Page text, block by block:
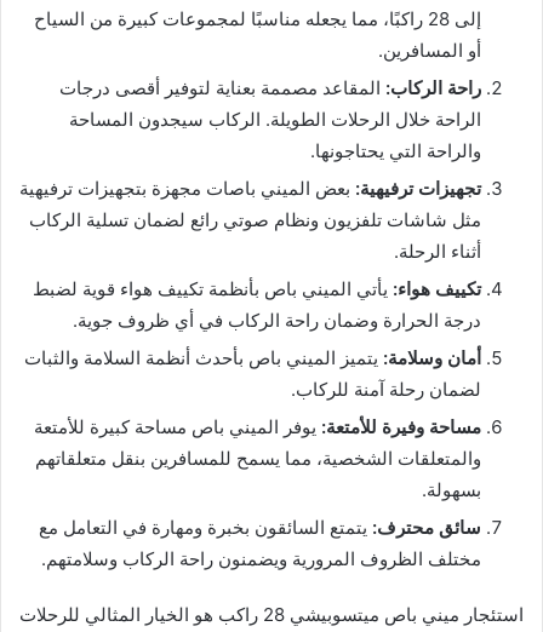
إلى 28 راكبًا، مما يجعله مناسبًا لمجموعات كبيرة من السياح
أو المسافرين.
راحة الركاب: المقاعد مصممة بعناية لتوفير أقصى درجات
الراحة خلال الرحلات الطويلة. الركاب سيجدون المساحة
والراحة التي يحتاجونها.
تجهيزات ترفيهية: بعض الميني باصات مجهزة بتجهيزات ترفيهية
مثل شاشات تلفزيون ونظام صوتي رائع لضمان تسلية الركاب
أثناء الرحلة.
تكييف هواء: يأتي الميني باص بأنظمة تكييف هواء قوية لضبط
درجة الحرارة وضمان راحة الركاب في أي ظروف جوية.
أمان وسلامة: يتميز الميني باص بأحدث أنظمة السلامة والثبات
لضمان رحلة آمنة للركاب.
مساحة وفيرة للأمتعة: يوفر الميني باص مساحة كبيرة للأمتعة
والمتعلقات الشخصية، مما يسمح للمسافرين بنقل متعلقاتهم
بسهولة.
سائق محترف: يتمتع السائقون بخبرة ومهارة في التعامل مع
مختلف الظروف المرورية ويضمنون راحة الركاب وسلامتهم.
استئجار ميني باص ميتسوبيشي 28 راكب هو الخيار المثالي للرحلات